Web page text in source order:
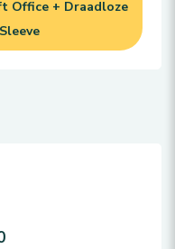
Office + Draadloze